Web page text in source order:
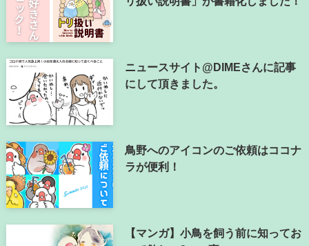
ニュースサイト@DIMEさんに記事
にして頂きました。
鳥野へのアイコンのご依頼はココナ
ラが便利！
【マンガ】小鳥を飼う前に知ってお